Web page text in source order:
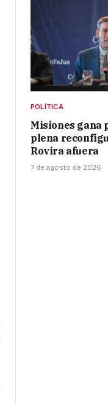
POLÍTICA
Misiones gana
plena
Rovira afuera
7 de agosto de 2026